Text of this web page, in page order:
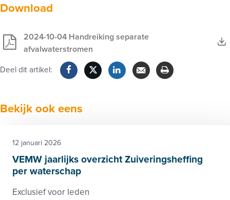
Download
2024-10-04 Handreiking separate
afvalwaterstromen
Deel dit artikel:
Bekijk ook eens
VEMW jaarlijks overzicht Zuiveringsheffing
per waterschap
Exclusief voor leden
12 januari 2026